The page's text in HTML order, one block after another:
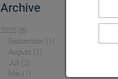
Archive
2025 8
September 1
August
1
Juli
2
Mai
1